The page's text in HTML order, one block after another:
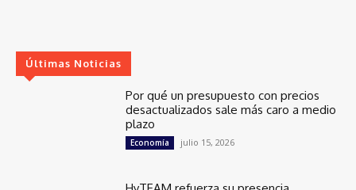
Últimas Noticias
Por qué un presupuesto con precios
desactualizados sale más caro a medio
plazo
Economía julio 15, 2026